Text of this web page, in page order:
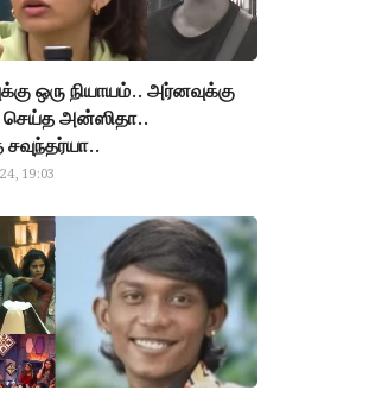
ஒரு நியாயம்.. அர்னவுக்கு
செய்த அன்ஸிதா..
19:03